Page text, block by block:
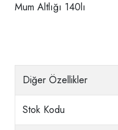
Mum Altlığı 140lı
Diğer Özellikler
Stok Kodu